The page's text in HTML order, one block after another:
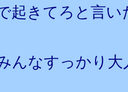
起きてろと言
んなすっかり